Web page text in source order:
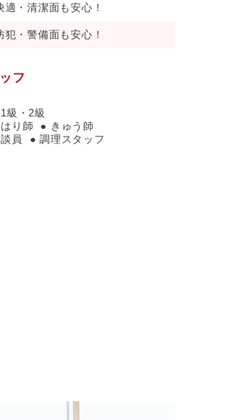
・清潔面も安心！
・警備面も安心！
フ
級・2級
はり師
きゅう師
員
調理スタッフ